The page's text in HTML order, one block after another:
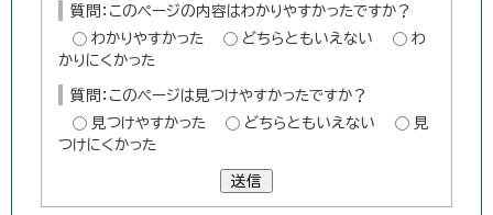
質問：このページの内容はわかりやすかったですか？
わかりやすかった
どちらともいえない
わ
かりにくかった
質問：このページは見つけやすかったですか？
見つけやすかった
どちらともいえない
見
つけにくかった
送信